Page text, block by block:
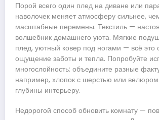
Порой всего один плед на диване или
наволочек меняет атмосферу сильнее,
масштабные перемены. Текстиль —
волшебник домашнего уюта. Мягкие
плед, уютный ковер под ногами — всё это
ощущение заботы и тепла. Попробуйте
многослойность: объедините разные
например, хлопок с шерстью или
глубины интерьеру.
Недорогой способ обновить комнату —